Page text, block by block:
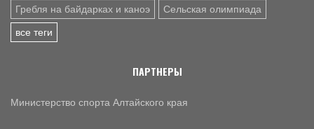
Гребля на байдарках и каноэ Сельская олимпиада
все теги
ПАРТНЕРЫ
Министерство спорта Алтайского края